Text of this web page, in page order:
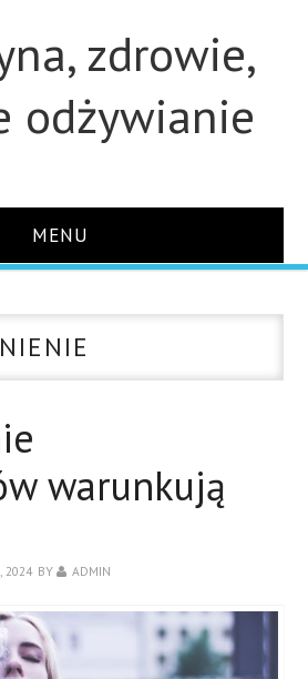
zdrowie,
odżywianie
MENU
warunkują
2024 BY ADMIN